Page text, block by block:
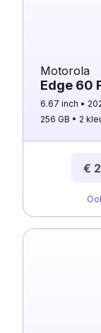
Motorola
Edge 60
6.67 inch
256 GB
2
€